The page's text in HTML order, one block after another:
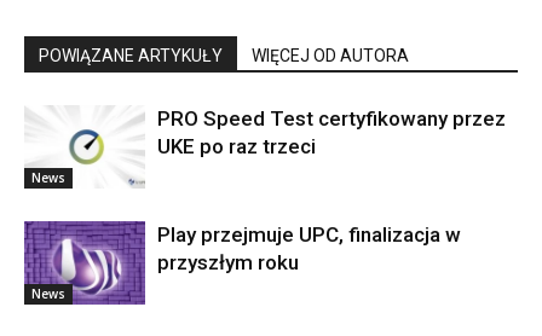
POWIĄZANE ARTYKUŁY WIĘCEJ OD AUTORA
News
PRO Speed Test certyfikowany przez
UKE po raz trzeci
News
Play przejmuje UPC, finalizacja w
przyszłym roku